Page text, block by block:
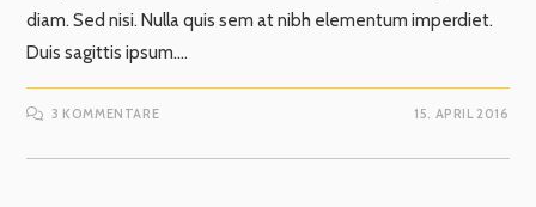
diam. Sed nisi. Nulla quis sem at nibh elementum imperdiet.
Duis sagittis ipsum.…
3 KOMMENTARE 15. APRIL 2016